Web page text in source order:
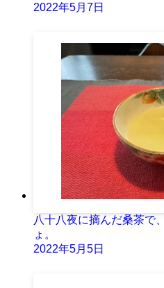
2022年5月7日
八十八夜に摘んだ桑茶で
ょ。
2022年5月5日